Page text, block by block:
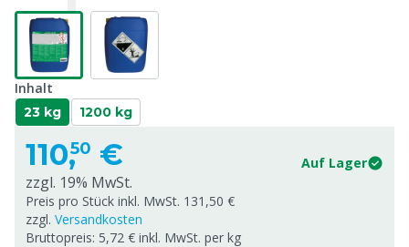
Inhalt
23 kg 1200 kg
110,50 € Auf Lager
zzgl. 19% MwSt.
Preis pro Stück inkl. MwSt. 131,50 €
zzgl. Versandkosten
Bruttopreis: 5,72 € inkl. MwSt. per kg